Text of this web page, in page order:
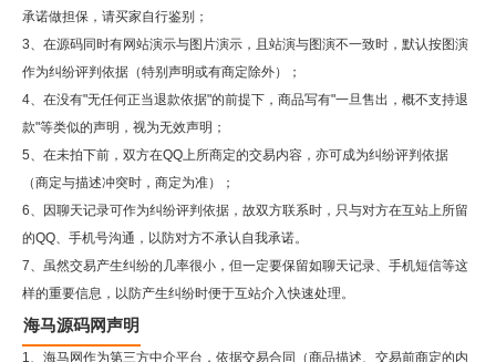
承诺做担保，请买家自行鉴别；
3、在源码同时有网站演示与图片演示，且站演与图演不一致时，默认按图演
作为纠纷评判依据（特别声明或有商定除外）；
4、在没有"无任何正当退款依据"的前提下，商品写有"一旦售出，概不支持退
款"等类似的声明，视为无效声明；
5、在未拍下前，双方在QQ上所商定的交易内容，亦可成为纠纷评判依据
（商定与描述冲突时，商定为准）；
6、因聊天记录可作为纠纷评判依据，故双方联系时，只与对方在互站上所留
的QQ、手机号沟通，以防对方不承认自我承诺。
7、虽然交易产生纠纷的几率很小，但一定要保留如聊天记录、手机短信等这
样的重要信息，以防产生纠纷时便于互站介入快速处理。
海马源码网声明
1、海马网作为第三方中介平台，依据交易合同（商品描述、交易前商定的内